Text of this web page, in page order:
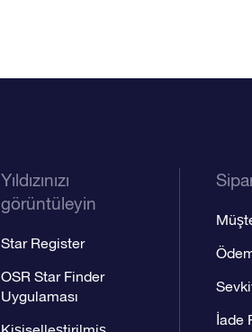
Yıldızınızı
görüntüleyin
Star Register
OSR Star Finder
Uygulaması
İade